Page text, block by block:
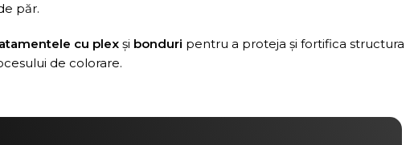
păr.
cu plex și bonduri pentru a proteja și fortifica structura
de colorare.